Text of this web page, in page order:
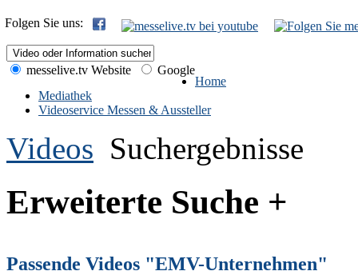
Folgen Sie uns:
messelive.tv Website
Google
Home
Mediathek
Videoservice Messen & Aussteller
Videos Suchergebnisse
Erweiterte Suche +
Passende Videos "EMV-Unternehmen"